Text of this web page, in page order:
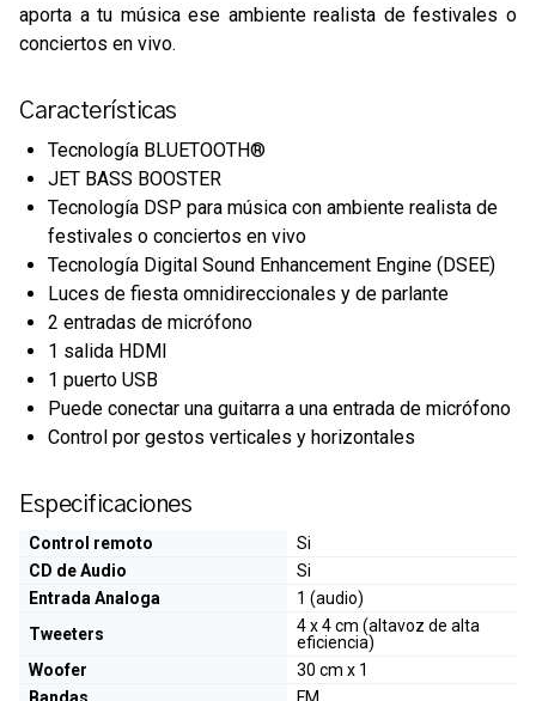
aporta a tu música ese ambiente realista de festivales o
conciertos en vivo.
Características
Tecnología BLUETOOTH®
JET BASS BOOSTER
Tecnología DSP para música con ambiente realista de
festivales o conciertos en vivo
Tecnología Digital Sound Enhancement Engine (DSEE)
Luces de fiesta omnidireccionales y de parlante
2 entradas de micrófono
1 salida HDMI
1 puerto USB
Puede conectar una guitarra a una entrada de micrófono
Control por gestos verticales y horizontales
Especificaciones
Control remoto
Si
CD de Audio
Si
Entrada Analoga
1 (audio)
Tweeters
4 x 4 cm (altavoz de alta
eficiencia)
Woofer
30 cm x 1